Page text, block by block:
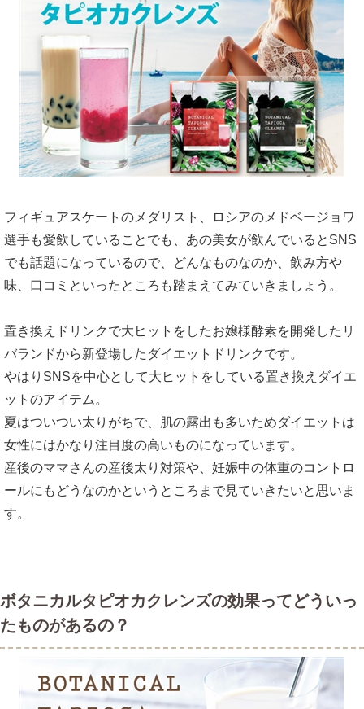
ボタニカルタピオカクレンズの注意したい
ポイント
ボタニカルタピオカクレンズの口コミ
ボタニカルタピオカクレンズは楽天で購入
したほうがいい？
フィギュアスケートのメダリスト、ロシアのメドベージョワ
選手も愛飲していることでも、あの美女が飲んでいるとSNS
でも話題になっているので、どんなものなのか、飲み方や
味、口コミといったところも踏まえてみていきましょう。
置き換えドリンクで大ヒットをしたお嬢様酵素を開発したリ
バランドから新登場したダイエットドリンクです。
やはりSNSを中心として大ヒットをしている置き換えダイエ
ットのアイテム。
夏はついつい太りがちで、肌の露出も多いためダイエットは
女性にはかなり注目度の高いものになっています。
産後のママさんの産後太り対策や、妊娠中の体重のコントロ
ールにもどうなのかというところまで見ていきたいと思いま
す。
ボタニカルタピオカクレンズの効果ってどういっ
たものがあるの？